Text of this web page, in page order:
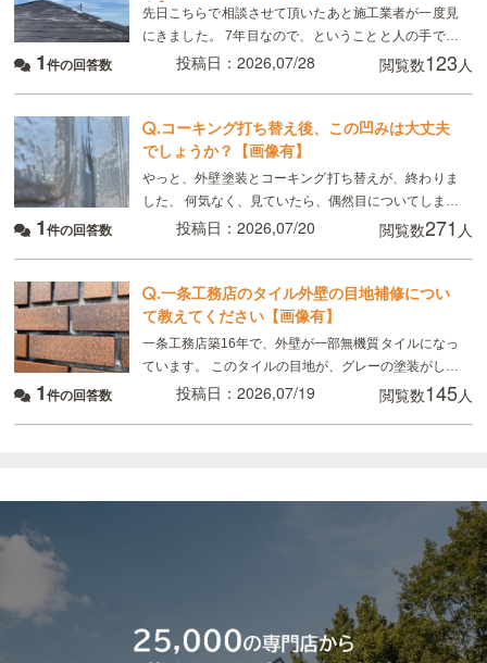
有】
先日こちらで相談させて頂いたあと施工業者が一度見
にきました。 7年目なので、ということと人の手で塗
るのでどうしてもムラはできる、板金部分はやはり経
1件の回答数 投稿日：2026,07/28 閲覧数123 人
.コーキング打ち替え後、この凹みは大丈夫
でしょうか？【画像有】
やっと、外壁塗装とコーキング打ち替えが、終わりま
した、 何気なく、見ていたら、偶然目についてしまっ
たのですが、 画像のように コーキングの端にマイナ
1件の回答数 投稿日：2026,07/20 閲覧数271 人
.一条工務店のタイル外壁の目地補修につい
て教えてください【画像有】
一条工務店築16年で、外壁が一部無機質タイルになっ
ています。 このタイルの目地が、グレーの塗装がして
あるのですが、かなり禿げてしまっていてるので補修
1件の回答数 投稿日：2026,07/19 閲覧数145人